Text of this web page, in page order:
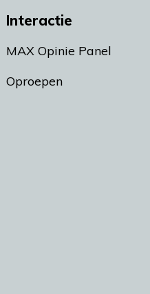
Interactie
MAX Opinie Panel
Oproepen